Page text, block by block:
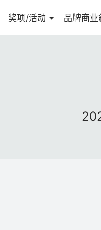
奖项/活动 品牌商